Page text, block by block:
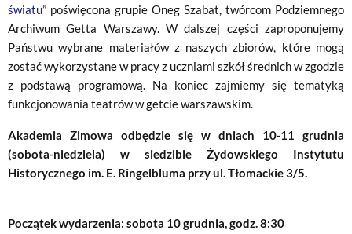
światu” poświęcona grupie Oneg Szabat, twórcom Podziemnego
Archiwum Getta Warszawy. W dalszej części zaproponujemy
Państwu wybrane materiałów z naszych zbiorów, które mogą
zostać wykorzystane w pracy z uczniami szkół średnich w zgodzie
z podstawą programową. Na koniec zajmiemy się tematyką
funkcjonowania teatrów w getcie warszawskim.
Akademia Zimowa odbędzie się w dniach 10-11 grudnia
(sobota-niedziela) w siedzibie Żydowskiego Instytutu
Historycznego im. E. Ringelbluma przy ul. Tłomackie 3/5.
Początek wydarzenia: sobota 10 grudnia, godz. 8:30